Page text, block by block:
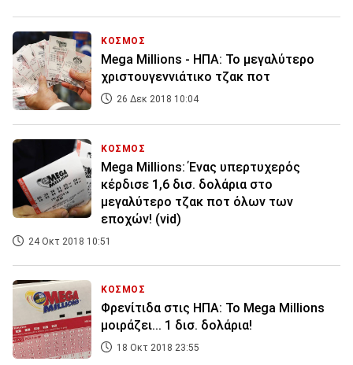
ΚΟΣΜΟΣ
Mega Millions - ΗΠΑ: Το μεγαλύτερο
χριστουγεννιάτικο τζακ ποτ
26 Δεκ 2018 10:04
ΚΟΣΜΟΣ
Mega Millions: Ένας υπερτυχερός
κέρδισε 1,6 δισ. δολάρια στο
μεγαλύτερο τζακ ποτ όλων των
εποχών! (vid)
24 Οκτ 2018 10:51
ΚΟΣΜΟΣ
Φρενίτιδα στις ΗΠΑ: Το Mega Millions
μοιράζει... 1 δισ. δολάρια!
18 Οκτ 2018 23:55